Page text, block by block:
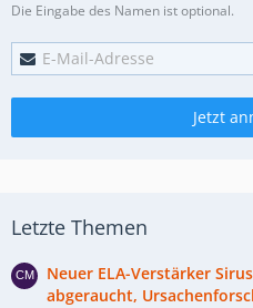
Die Eingabe des Namen ist optional.
Jetzt
Letzte Themen
Neuer ELA-Verstärker
abgeraucht,